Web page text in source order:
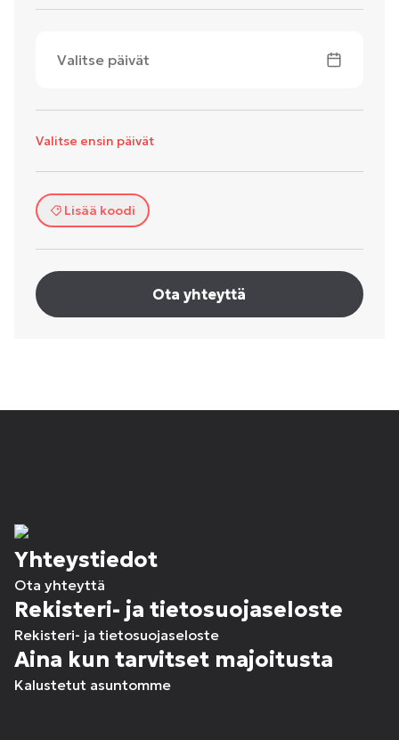
Valitse päivät
Valitse ensin päivät
Lisää koodi
Ota yhteyttä
Yhteystiedot
Ota yhteyttä
Rekisteri- ja tietosuojaseloste
Rekisteri- ja tietosuojaseloste
Aina kun tarvitset majoitusta
Kalustetut asuntomme